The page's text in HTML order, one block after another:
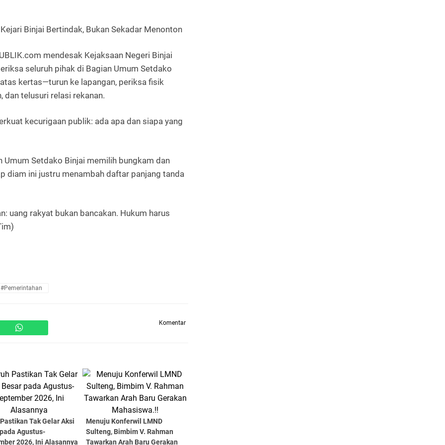
Binjai Bertindak, Bukan Sekadar Menonton
mendesak Kejaksaan Negeri Binjai
seluruh pihak di Bagian Umum Setdako
kertas—turun ke lapangan, periksa fisik
dan telusuri relasi rekanan.
kecurigaan publik: ada apa dan siapa yang
Umum Setdako Binjai memilih bungkam dan
diam ini justru menambah daftar panjang tanda
uang rakyat bukan bancakan. Hukum harus
#Pemerintahan
Komentar
Tak Gelar Aksi
Agustus-
2026, Ini Alasannya
Menuju Konferwil LMND
Sulteng, Bimbim V. Rahman
Tawarkan Arah Baru Gerakan